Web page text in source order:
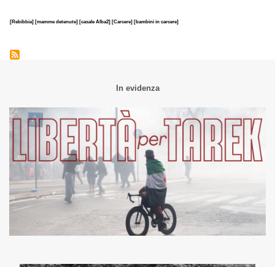
[Rebibbia] [mamme detenute] [casale Alba2] [Carcere] [bambini in carcere]
In evidenza